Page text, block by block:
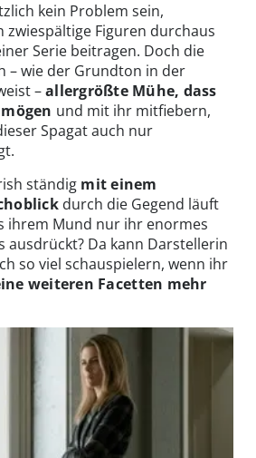
kein Problem sein,
zwiespältige Figuren durchaus
Serie beitragen. Doch die
– wie der Grundton in der
–allergrößte Mühe, dass
und mit ihr mitfiebern,
Spagat auch nur
ständig mit einem
durch die Gegend läuft
ihrem Mund nur ihr enormes
ausdrückt? Da kann Darstellerin
so viel schauspielern, wenn ihr
weiteren Facetten mehr